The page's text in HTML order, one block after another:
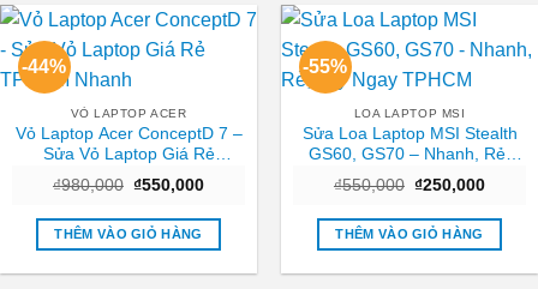
-44%
VỎ LAPTOP ACER
Vỏ Laptop Acer ConceptD 7 –
Sửa Vỏ Laptop Giá Rẻ
₫980,000 Giá
là:
₫980,000.
₫550,000Giá
tại
₫550,000.
THÊM VÀO GIỎ HÀNG
-55%
LOA LAPTOP MSI
Sửa Loa Laptop MSI Stealth
GS60, GS70 – Nhanh, Rẻ,
₫550,000 Giá
là:
₫550,000.
₫250,000Giá
tại
THÊM VÀO GIỎ HÀNG